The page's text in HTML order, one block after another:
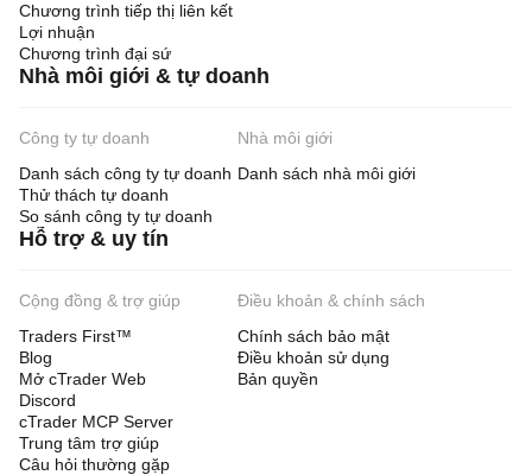
Chương trình tiếp thị liên kết
Lợi nhuận
Chương trình đại sứ
Nhà môi giới & tự doanh
Công ty tự doanh
Danh sách công ty tự doanh
Thử thách tự doanh
So sánh công ty tự doanh
Nhà môi giới
Danh sách nhà môi giới
Hỗ trợ & uy tín
Cộng đồng & trợ giúp
Traders First™
Blog
Mở cTrader Web
Discord
cTrader MCP Server
Trung tâm trợ giúp
Câu hỏi thường gặp
Điều khoản & chính sách
Chính sách bảo mật
Điều khoản sử dụng
Bản quyền